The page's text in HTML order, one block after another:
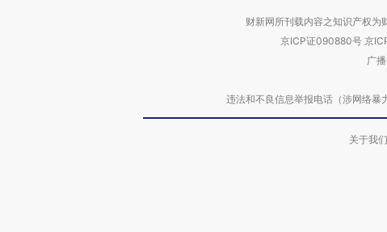
财新网所刊载内容之知识产权为
京ICP证090880号 京
广
违法和不良信息举报电话（涉网络
关于我们